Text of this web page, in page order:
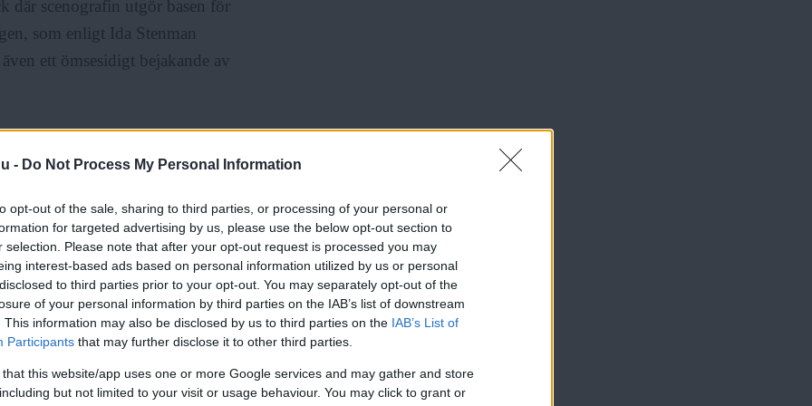
- Do Not Process My Personal Information
opt-out of the sale, sharing to third parties, or processing of your personal or
for targeted advertising by us, please use the below opt-out section to
selection. Please note that after your opt-out request is processed you may
interest-based ads based on personal information utilized by us or personal
to third parties prior to your opt-out. You may separately opt-out of the
of your personal information by third parties on the IAB’s list of downstream
This information may also be disclosed by us to third parties on the IAB’s List of
Participants that may further disclose it to other third parties.
that this website/app uses one or more Google services and may gather and store
but not limited to your visit or usage behaviour. You may click to grant or
där scenografin utgör basen för
som enligt Ida Stenman
ett ömsesidigt bejakande av
som medverkar när man
fyllt med plast. Det
olika objekt, vi använder
cirkus, ljus, ljud och